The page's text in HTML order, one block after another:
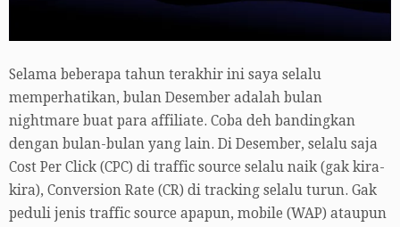
Selama beberapa tahun terakhir ini saya selalu
memperhatikan, bulan Desember adalah bulan
nightmare buat para affiliate. Coba deh bandingkan
dengan bulan-bulan yang lain. Di Desember, selalu saja
Cost Per Click (CPC) di traffic source selalu naik (gak kira-
kira), Conversion Rate (CR) di tracking selalu turun. Gak
peduli jenis traffic source apapun, mobile (WAP) ataupun